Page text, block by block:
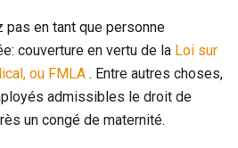
pas en tant que personne
couverture en vertu de la Loi sur
ou FMLA . Entre autres choses,
admissibles le droit de
un congé de maternité.